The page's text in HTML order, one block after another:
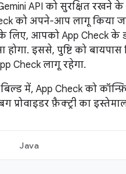
API को सुरक्षित रखने के
को अपने-आप लागू किया
आपको App Check के
होगा. इससे, पुष्टि को बायपास
Check लागू रहेगा.
में, App Check को
प्रोवाइडर फ़ैक्ट्री का
Java